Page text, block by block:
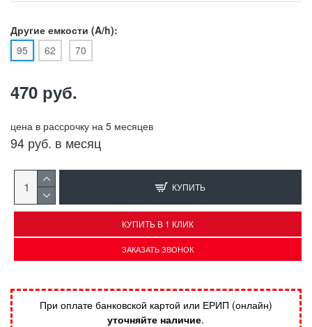
Другие емкости (A/h):
62
70
95
При оплате банковской картой или ЕРИП (онлайн)
уточняйте наличие.
470 руб.
цена в рассрочку на 5 месяцев
94 руб. в месяц
КУПИТЬ
КУПИТЬ В 1 КЛИК
ЗАКАЗАТЬ ЗВОНОК